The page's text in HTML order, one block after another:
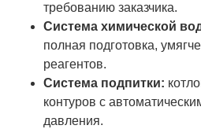
требованию заказчика.
Система химической
полная подготовка,
реагентов.
Система подпитки:
контуров с
давления.